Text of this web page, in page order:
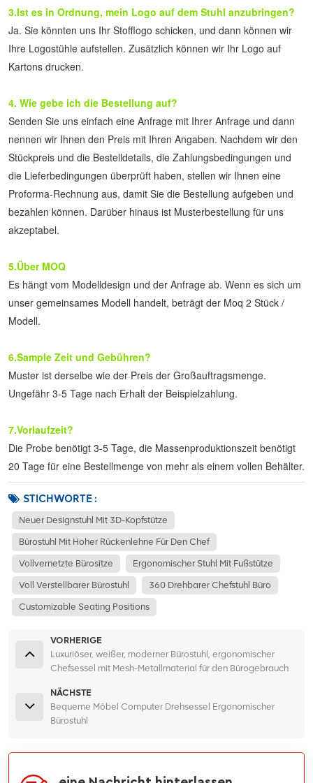
3.Ist es in Ordnung, mein Logo auf dem Stuhl anzubringen?
Ja. Sie könnten uns Ihr Stofflogo schicken, und dann können wir
Ihre Logostühle aufstellen. Zusätzlich können wir Ihr Logo auf
Kartons drucken.
4. Wie gebe ich die Bestellung auf?
Senden Sie uns einfach eine Anfrage mit Ihrer Anfrage und dann
nennen wir Ihnen den Preis mit Ihren Angaben. Nachdem wir den
Stückpreis und die Bestelldetails, die Zahlungsbedingungen und
die Lieferbedingungen überprüft haben, stellen wir Ihnen eine
Proforma-Rechnung aus, damit Sie die Bestellung aufgeben und
bezahlen können. Darüber hinaus ist Musterbestellung für uns
akzeptabel.
5.Über MOQ
Es hängt vom Modelldesign und der Anfrage ab. Wenn es sich um
unser gemeinsames Modell handelt, beträgt der Moq 2 Stück /
Modell.
6.Sample Zeit und Gebühren?
Muster ist derselbe wie der Preis der Großauftragsmenge.
Ungefähr 3-5 Tage nach Erhalt der Beispielzahlung.
7.Vorlaufzeit?
Die Probe benötigt 3-5 Tage, die Massenproduktionszeit benötigt
20 Tage für eine Bestellmenge von mehr als einem vollen Behälter.
STICHWORTE :
Neuer Designstuhl Mit 3D-Kopfstütze
Bürostuhl Mit Hoher Rückenlehne Für Den Chef
Vollvernetzte Bürositze Ergonomischer Stuhl Mit Fußstütze
Voll Verstellbarer Bürostuhl 360 Drehbarer Chefstuhl Büro
Customizable Seating Positions
VORHERIGE
Luxuriöser, weißer, moderner Bürostuhl, ergonomischer
Chefsessel mit Mesh-Metallmaterial für den Bürogebrauch
NÄCHSTE
Bequeme Möbel Computer Drehsessel Ergonomischer
Bürostuhl